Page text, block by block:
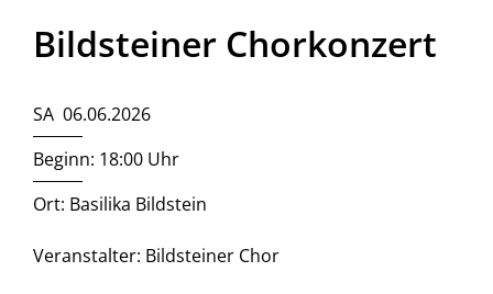
Bildsteiner Chorkonzert
SA 06.06.2026
Beginn: 18:00 Uhr
Ort: Basilika Bildstein
Veranstalter: Bildsteiner Chor